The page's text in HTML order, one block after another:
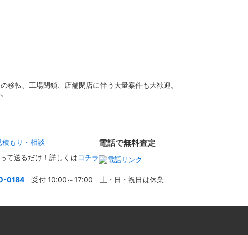
転、工場閉鎖、店舗閉店に伴う大量案件も大歓迎。
て送るだけ！詳しくはコチラ
電話で無料査定
0184 受付 10:00～17:00 土・日・祝日は休業